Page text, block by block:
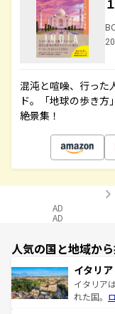
混沌と喧噪、行った
ド。「地球の歩き
絶景集！
AD
AD
人気の国と地域か
イタリア
イタリア
れた国。